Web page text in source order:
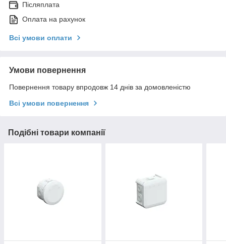
Післяплата
Оплата на рахунок
Всі умови оплати
Умови повернення
Повернення товару впродовж 14 днів за домовленістю
Всі умови повернення
Подібні товари компанії